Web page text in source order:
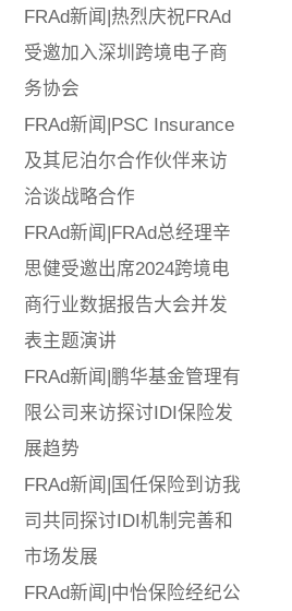
FRAd新闻|热烈庆祝FRAd
受邀加入深圳跨境电子商
务协会
FRAd新闻|PSC Insurance
及其尼泊尔合作伙伴来访
洽谈战略合作
FRAd新闻|FRAd总经理辛
思健受邀出席2024跨境电
商行业数据报告大会并发
表主题演讲
FRAd新闻|鹏华基金管理有
限公司来访探讨IDI保险发
展趋势
FRAd新闻|国任保险到访我
司共同探讨IDI机制完善和
市场发展
FRAd新闻|中怡保险经纪公